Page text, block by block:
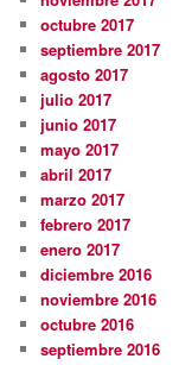
octubre 2017
septiembre 2017
agosto 2017
julio 2017
junio 2017
mayo 2017
abril 2017
marzo 2017
febrero 2017
enero 2017
diciembre 2016
noviembre 2016
octubre 2016
septiembre 2016